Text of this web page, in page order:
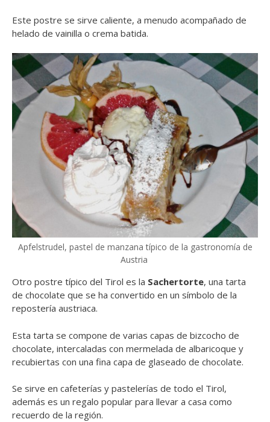
Este postre se sirve caliente, a menudo acompañado de
helado de vainilla o crema batida.
Apfelstrudel, pastel de manzana típico de la gastronomía de
Austria
Otro postre típico del Tirol es la Sachertorte, una tarta
de chocolate que se ha convertido en un símbolo de la
repostería austriaca.
Esta tarta se compone de varias capas de bizcocho de
chocolate, intercaladas con mermelada de albaricoque y
recubiertas con una fina capa de glaseado de chocolate.
Se sirve en cafeterías y pastelerías de todo el Tirol,
además es un regalo popular para llevar a casa como
recuerdo de la región.